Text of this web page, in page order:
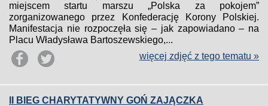
miejscem startu marszu „Polska za pokojem”
zorganizowanego przez Konfederację Korony Polskiej.
Manifestacja nie rozpoczęła się – jak zapowiadano – na
Placu Władysława Bartoszewskiego,...
więcej zdjęć z tego tematu »
II BIEG CHARYTATYWNY GOŃ ZAJĄCZKA